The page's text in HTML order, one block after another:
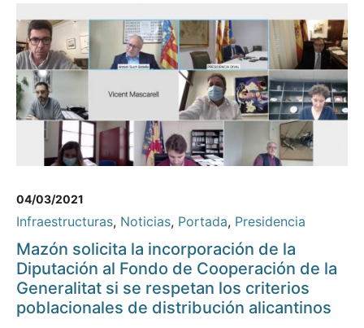
04/03/2021
Infraestructuras, Noticias, Portada, Presidencia
Mazón solicita la incorporación de la
Diputación al Fondo de Cooperación de la
Generalitat si se respetan los criterios
poblacionales de distribución alicantinos